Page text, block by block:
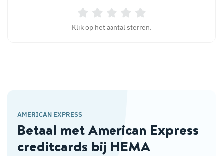
Klik op het aantal sterren.
AMERICAN EXPRESS
Betaal met American Express
creditcards bij HEMA